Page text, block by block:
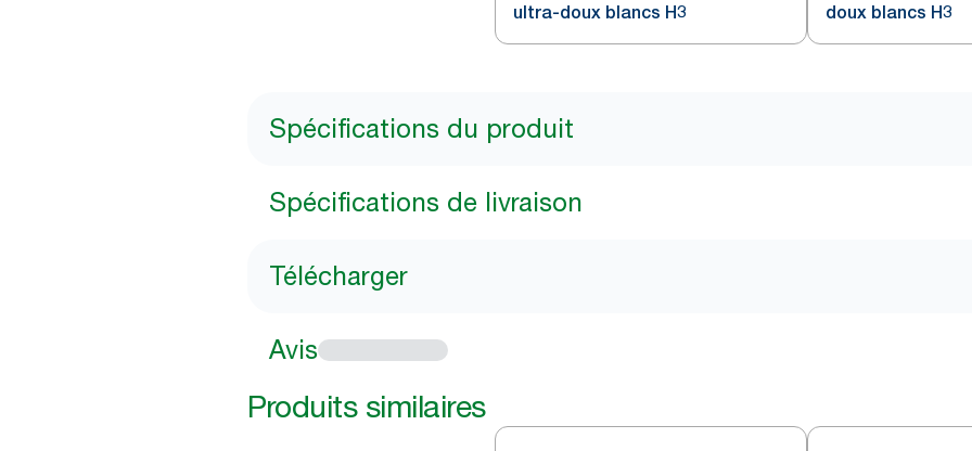
ultra-doux blancs H3
doux blancs H3
Spécifications du produit
Spécifications de livraison
Télécharger
Avis
Produits similaires